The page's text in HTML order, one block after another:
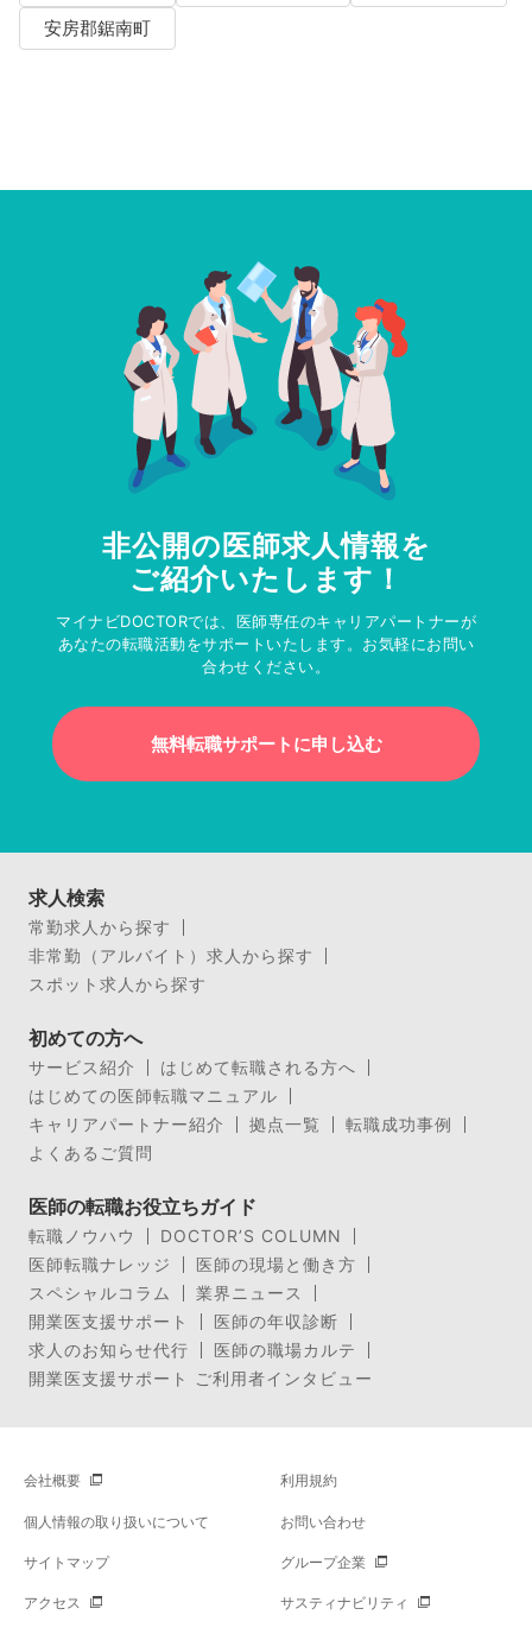
安房郡鋸南町
非公開の医師求人情報を
ご紹介いたします！
マイナビDOCTORでは、医師専任のキャリアパートナーが
あなたの転職活動をサポートいたします。お気軽にお問い
合わせください。
無料転職サポートに申し込む
求人検索
常勤求人から探す
非常勤（アルバイト）求人から探す
スポット求人から探す
初めての方へ
サービス紹介
はじめて転職される方へ
はじめての医師転職マニュアル
キャリアパートナー紹介
拠点一覧
転職成功事例
よくあるご質問
医師の転職お役立ちガイド
転職ノウハウ
DOCTOR’S COLUMN
医師転職ナレッジ
医師の現場と働き方
スペシャルコラム
業界ニュース
開業医支援サポート
医師の年収診断
求人のお知らせ代行
医師の職場カルテ
開業医支援サポート ご利用者インタビュー
会社概要 利用規約
個人情報の取り扱いについて お問い合わせ
サイトマップ グループ企業
アクセス サスティナビリティ